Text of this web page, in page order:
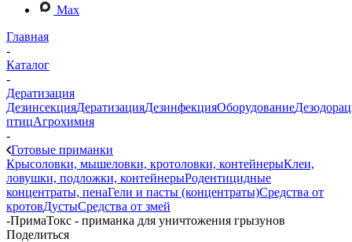
Max
Главная
-
Каталог
-
Дератизация
ДезинсекцияДератизацияДезинфекцияОборудование
птицАгрохимия
-
Готовые приманки
Крысоловки, мышеловки, кротоловки, контейнерыКлеи,
ловушки, подложки, контейнерыРодентицидные
концентраты, пенаГели и пасты (концентраты)Средства от
кротовДустыСредства от змей
-ПримаТокс - приманка для уничтожения грызунов
Поделиться